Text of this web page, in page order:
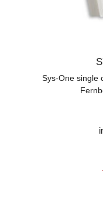
Sys-One single